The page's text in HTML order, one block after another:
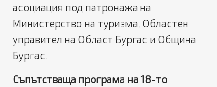
асоциация под патронажа на
Министерство на туризма, Областен
управител на Област Бургас и Община
Бургас.
Съпътстваща програма на 18-то